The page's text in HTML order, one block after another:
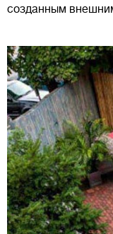
созданным